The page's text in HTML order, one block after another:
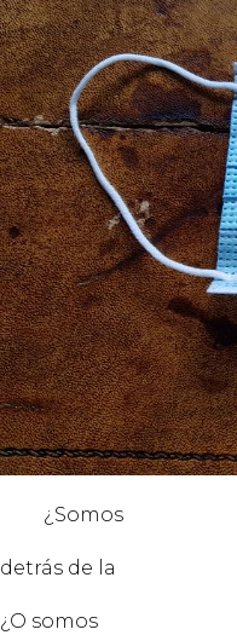
¿Somos
detrás de la
¿O somos